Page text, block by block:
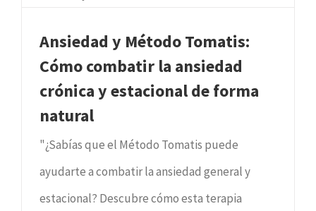
Ansiedad y Método Tomatis:
Cómo combatir la ansiedad
crónica y estacional de forma
natural
"¿Sabías que el Método Tomatis puede
ayudarte a combatir la ansiedad general y
estacional? Descubre cómo esta terapia